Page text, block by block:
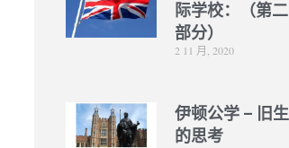
际学校：（第二
部分）
2 11 月, 2020
伊顿公学 – 旧生
的思考